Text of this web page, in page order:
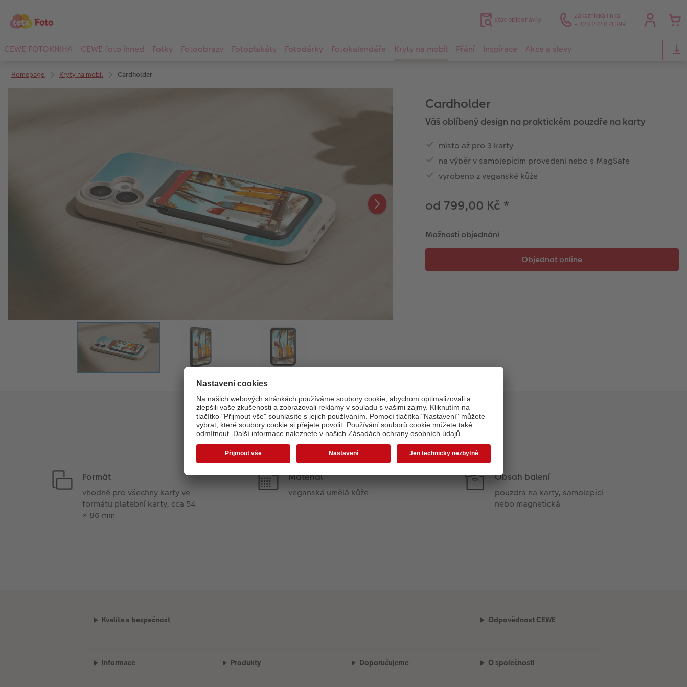
Stav objednávky
Zákaznická linka
+ 420 272 071 399
CEWE FOTOKNIHA CEWE foto ihned Fotky Fotoobrazy Fotoplakáty Fotodárky Fotokalendáře Kryty na mobil Přání Inspirace Akce a slevy
Homepage Kryty na mobil Cardholder
Cardholder
Váš oblíbený design na praktickém pouzdře na karty
místo až pro 3 karty
na výběr v samolepicím provedení nebo s MagSafe
vyrobeno z veganské kůže
od 799,00 Kč *
Možnosti objednání
Informace o produktu
Formát
vhodné pro všechny karty ve
formátu platební karty, cca 54
× 86 mm
Materiál
veganská umělá kůže
Obsah balení
pouzdra na karty, samolepicí
nebo magnetická
Kvalita a bezpečnost Odpovědnost CEWE
Informace Produkty Doporučujeme O společnosti